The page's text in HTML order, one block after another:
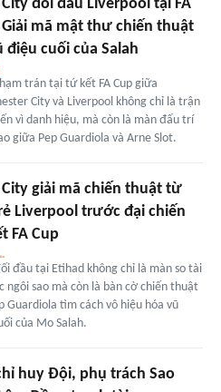
đối đầu Liverpool tại FA
Giải mã mật thư chiến thuật
điệu cuối của Salah
trán tại tứ kết FA Cup giữa
City và Liverpool không chỉ là trận
vì danh hiệu, mà còn là màn đấu trí
giữa Pep Guardiola và Arne Slot.
City giải mã chiến thuật từ
Liverpool trước đại chiến
FA Cup
đầu tại Etihad không chỉ là màn so tài
ngôi sao mà còn là bàn cờ chiến thuật
Guardiola tìm cách vô hiệu hóa vũ
của Mo Salah.
huy Đội, phụ trách Sao